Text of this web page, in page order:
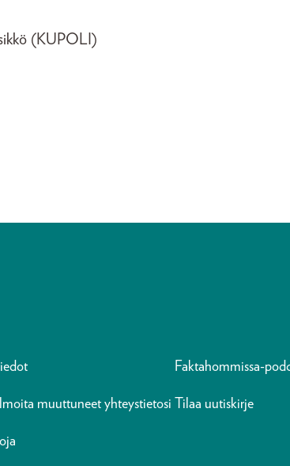
(KUPOLI)
Faktahommissa-
muuttuneet yhteystietosi Tilaa uutiskirje